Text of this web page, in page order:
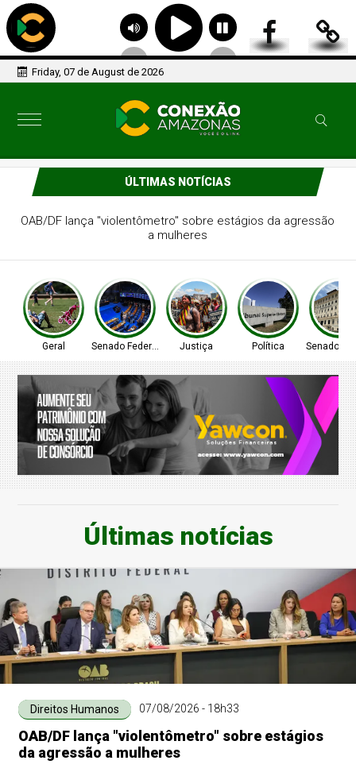
Friday, 07 de August de 2026
ÚLTIMAS NOTÍCIAS
Pais estão menos presentes na criação de filhos, aponta
estudo
Geral Senado Federal Justiça Política Senado
Últimas notícias
Direitos Humanos 07/08/2026 - 18h33
OAB/DF lança "violentômetro" sobre estágios
da agressão a mulheres